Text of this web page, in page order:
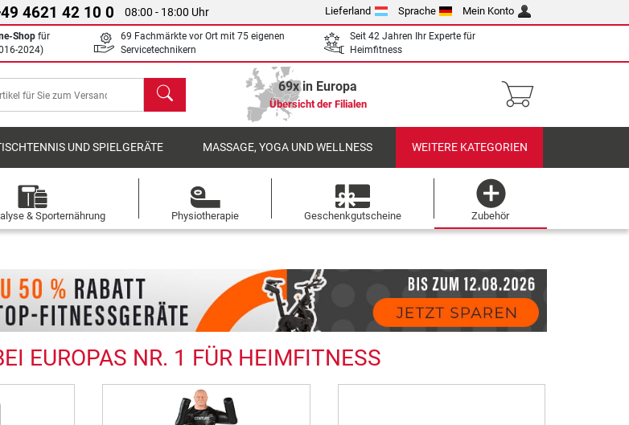
4621 42 10 0 08:00 - 18:00 Uhr Lieferland Sprache Mein Konto
Shop für
2024)
69 Fachmärkte vor Ort mit 75 eigenen
Servicetechnikern
Seit 42 Jahren Ihr Experte für
Heimfitness
Suchen 69x in Europa
Übersicht der Filialen
UND SPIELGERÄTE MASSAGE, YOGA UND WELLNESS WEITERE KATEGORIEN
& Sporternährung Physiotherapie Geschenkgutscheine Zubehör
EUROPAS NR. 1 FÜR HEIMFITNESS